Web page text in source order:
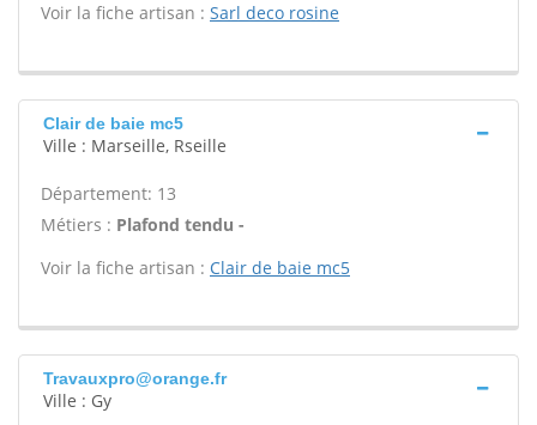
Voir la fiche artisan : Sarl deco rosine
Clair de baie mc5
Ville : Marseille, Rseille
Département: 13
Métiers : Plafond tendu -
Voir la fiche artisan : Clair de baie mc5
Travauxpro@orange.fr
Ville : Gy